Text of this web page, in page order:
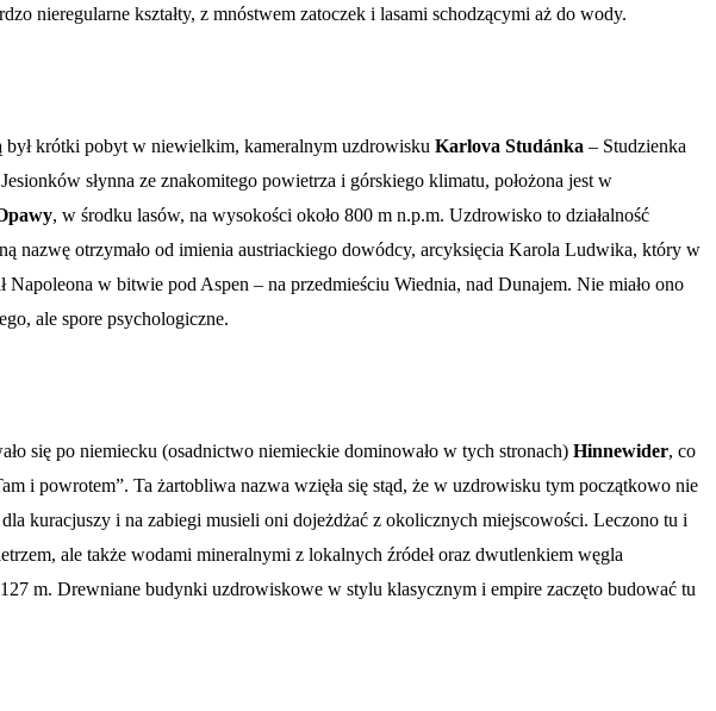
nieregularne kształty, z mnóstwem zatoczek i lasami schodzącymi aż do wody.
był krótki pobyt w niewielkim, kameralnym uzdrowisku Karlova Studánka – Studzienka
słynna ze znakomitego powietrza i górskiego klimatu, położona jest w
, w środku lasów, na wysokości około 800 m n.p.m. Uzdrowisko to działalność
nazwę otrzymało od imienia austriackiego dowódcy, arcyksięcia Karola Ludwika, który w
Napoleona w bitwie pod Aspen – na przedmieściu Wiednia, nad Dunajem. Nie miało ono
ale spore psychologiczne.
się po niemiecku (osadnictwo niemieckie dominowało w tych stronach) Hinnewider, co
i powrotem”. Ta żartobliwa nazwa wzięła się stąd, że w uzdrowisku tym początkowo nie
kuracjuszy i na zabiegi musieli oni dojeżdżać z okolicznych miejscowości. Leczono tu i
ale także wodami mineralnymi z lokalnych źródeł oraz dwutlenkiem węgla
m. Drewniane budynki uzdrowiskowe w stylu klasycznym i empire zaczęto budować tu